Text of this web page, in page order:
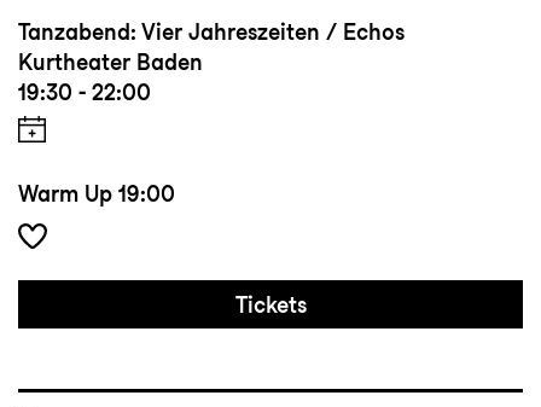
Tanzabend: Vier Jahreszeiten / Echos
Kurtheater Baden
19:30 - 22:00
Warm Up 19:00
Tickets